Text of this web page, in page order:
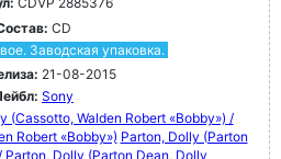
CD
Заводская упаковка.
21-08-2015
Sony
(Cassotto, Walden Robert «Bobby») /
Robert «Bobby») Parton, Dolly (Parton
Dolly (Parton Dean, Dolly